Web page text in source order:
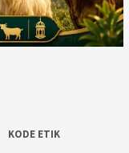
KODE ETIK